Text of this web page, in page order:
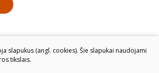
slapukus (angl. cookies). Šie slapukai naudojami
tikslais.